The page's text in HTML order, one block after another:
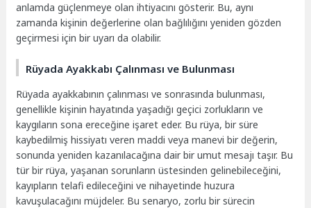
anlamda güçlenmeye olan ihtiyacını gösterir. Bu, aynı
zamanda kişinin değerlerine olan bağlılığını yeniden gözden
geçirmesi için bir uyarı da olabilir.
Rüyada Ayakkabı Çalınması ve Bulunması
Rüyada ayakkabının çalınması ve sonrasında bulunması,
genellikle kişinin hayatında yaşadığı geçici zorlukların ve
kaygıların sona ereceğine işaret eder. Bu rüya, bir süre
kaybedilmiş hissiyatı veren maddi veya manevi bir değerin,
sonunda yeniden kazanılacağına dair bir umut mesajı taşır. Bu
tür bir rüya, yaşanan sorunların üstesinden gelinebileceğini,
kayıpların telafi edileceğini ve nihayetinde huzura
kavuşulacağını müjdeler. Bu senaryo, zorlu bir sürecin